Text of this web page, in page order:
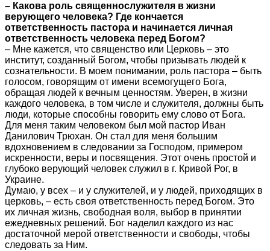
– Какова роль священнослужителя в жизни
верующего человека? Где кончается
ответственность пастора и начинается личная
ответственность человека перед Богом?
– Мне кажется, что священство или Церковь – это
институт, созданный Богом, чтобы призывать людей к
сознательности. В моем понимании, роль пастора – быть
голосом, говорящим от имени всемогущего Бога,
обращая людей к вечным ценностям. Уверен, в жизни
каждого человека, в том числе и служителя, должны быть
люди, которые способны говорить ему слово от Бога.
Для меня таким человеком был мой пастор Иван
Данилович Трюхан. Он стал для меня большим
вдохновением в следовании за Господом, примером
искренности, веры и посвящения. Этот очень простой и
глубоко верующий человек служил в г. Кривой Рог, в
Украине.
Думаю, у всех – и у служителей, и у людей, приходящих в
церковь, – есть своя ответственность перед Богом. Это
их личная жизнь, свободная воля, выбор в принятии
ежедневных решений. Бог наделил каждого из нас
достаточной мерой ответственности и свободы, чтобы
следовать за Ним.